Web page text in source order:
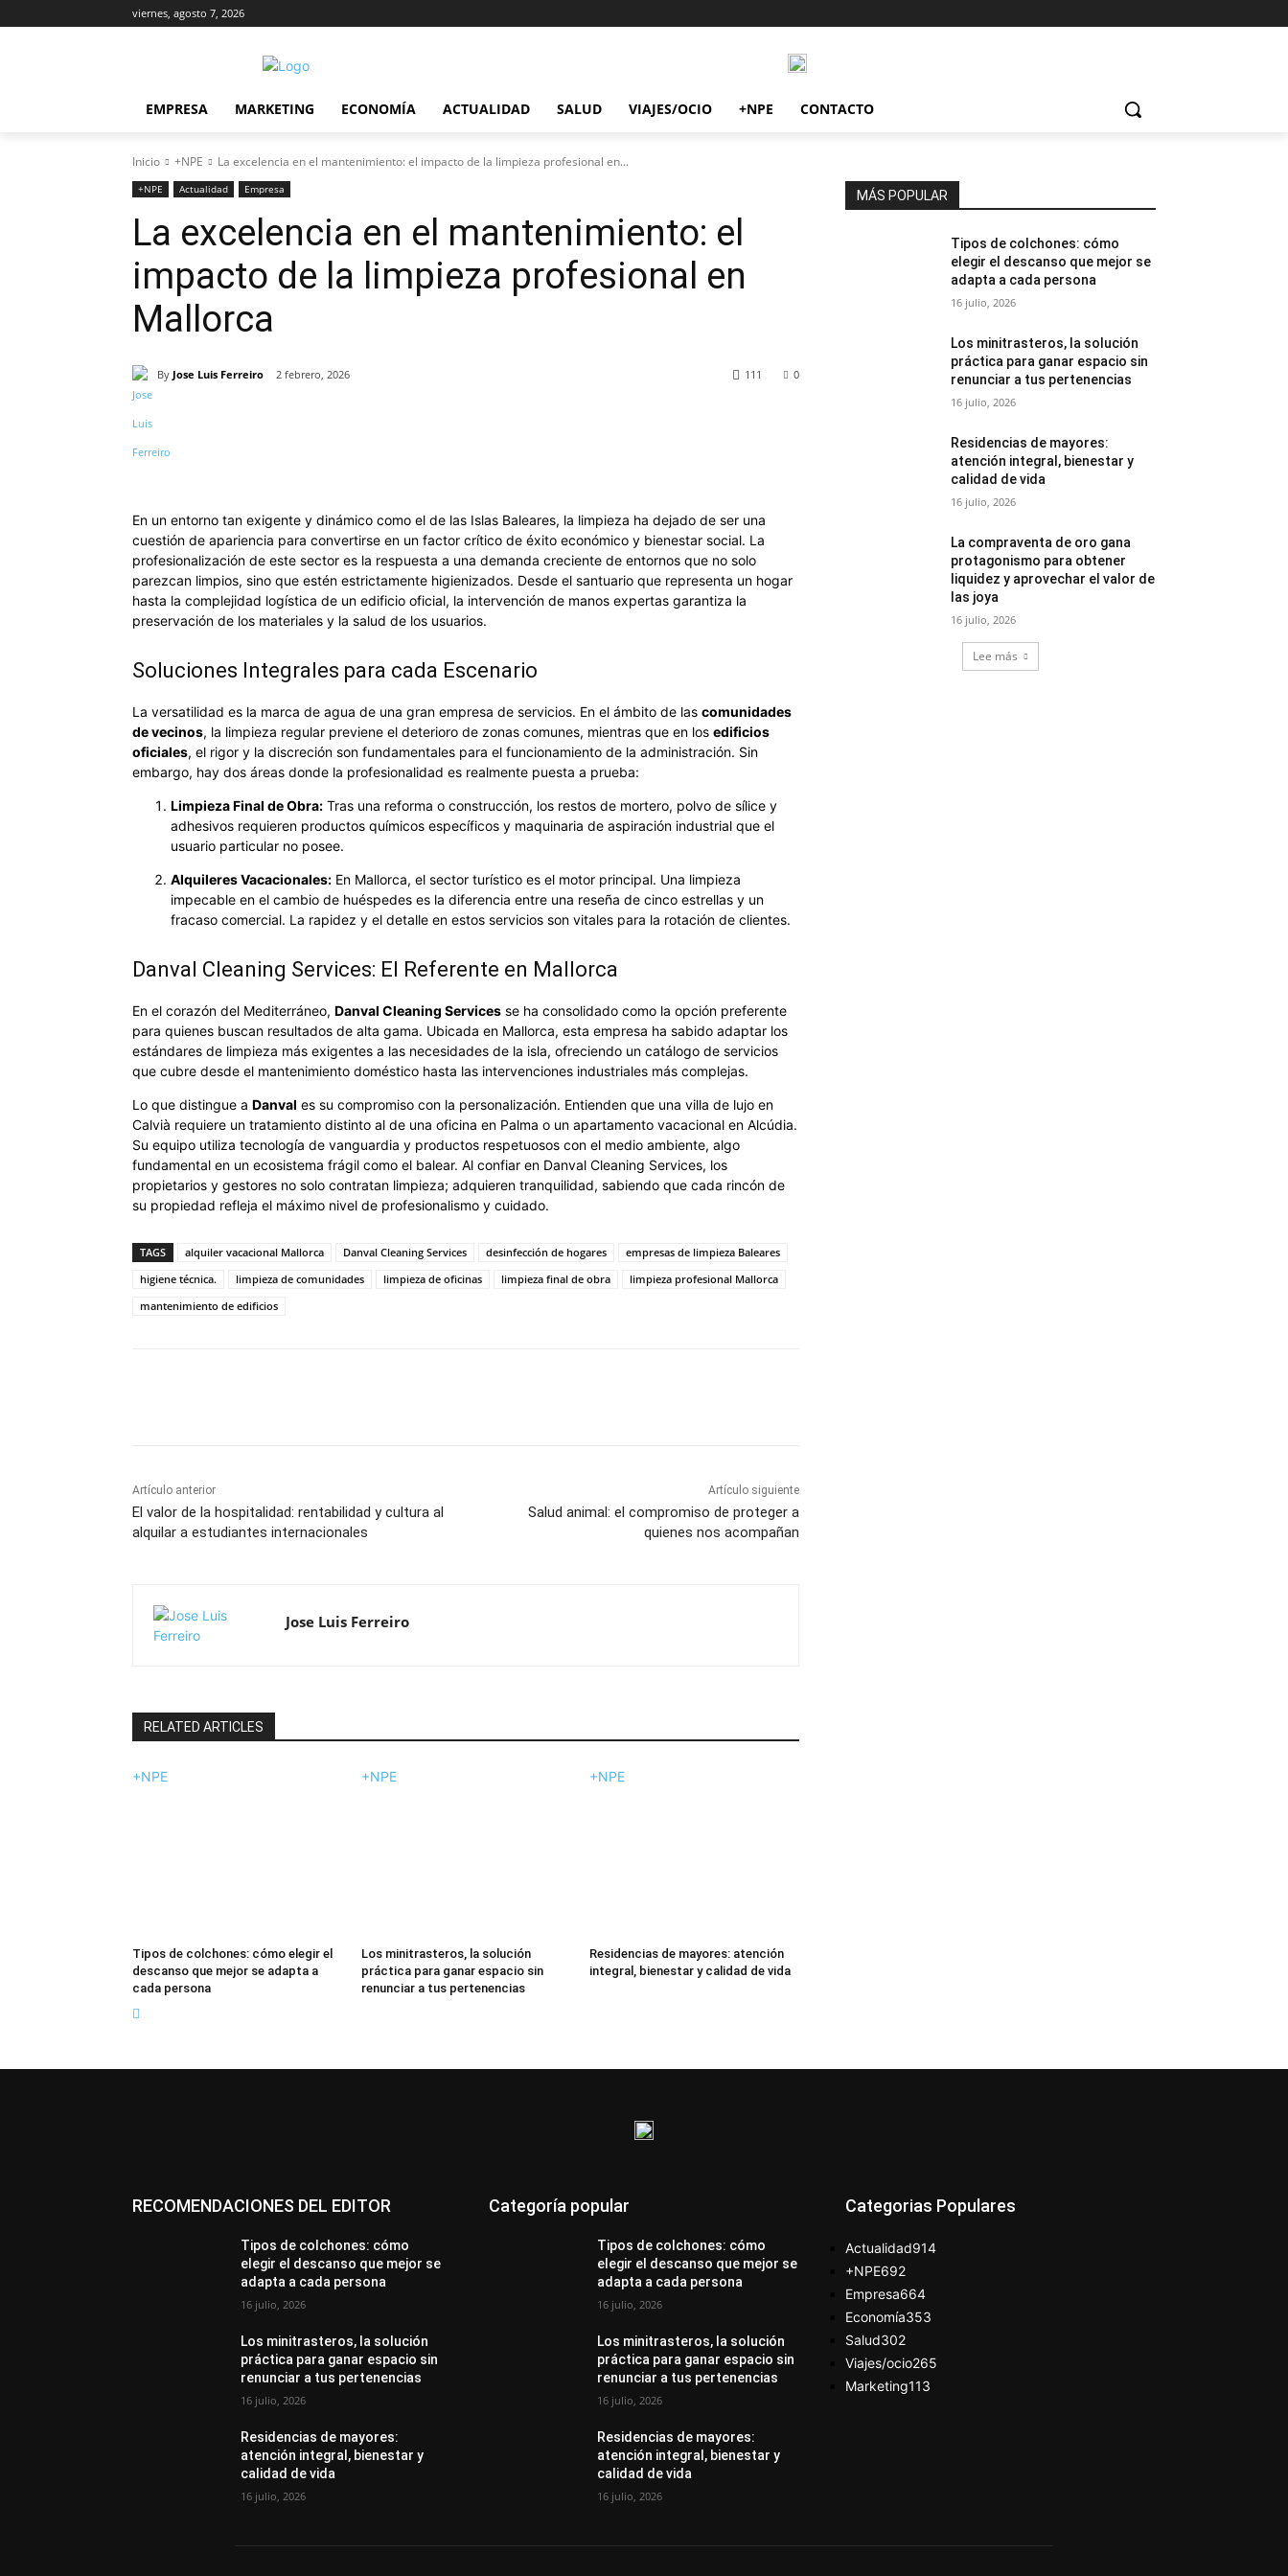
viernes, agosto 7, 2026
EMPRESA MARKETING ECONOMÍA ACTUALIDAD SALUD VIAJES/OCIO +NPE CONTACTO
Inicio +NPE La excelencia en el mantenimiento: el impacto de la limpieza profesional en...
+NPE Actualidad Empresa
La excelencia en el mantenimiento: el
impacto de la limpieza profesional en
Mallorca
By Jose Luis Ferreiro 2 febrero, 2026 0
111
En un entorno tan exigente y dinámico como el de las Islas Baleares, la limpieza ha dejado de ser una
cuestión de apariencia para convertirse en un factor crítico de éxito económico y bienestar social. La
profesionalización de este sector es la respuesta a una demanda creciente de entornos que no solo
parezcan limpios, sino que estén estrictamente higienizados. Desde el santuario que representa un hogar
hasta la complejidad logística de un edificio oficial, la intervención de manos expertas garantiza la
preservación de los materiales y la salud de los usuarios.
Soluciones Integrales para cada Escenario
La versatilidad es la marca de agua de una gran empresa de servicios. En el ámbito de las comunidades
de vecinos, la limpieza regular previene el deterioro de zonas comunes, mientras que en los edificios
oficiales, el rigor y la discreción son fundamentales para el funcionamiento de la administración. Sin
embargo, hay dos áreas donde la profesionalidad es realmente puesta a prueba:
Limpieza Final de Obra: Tras una reforma o construcción, los restos de mortero, polvo de sílice y
adhesivos requieren productos químicos específicos y maquinaria de aspiración industrial que el
usuario particular no posee.
Alquileres Vacacionales: En Mallorca, el sector turístico es el motor principal. Una limpieza
impecable en el cambio de huéspedes es la diferencia entre una reseña de cinco estrellas y un
fracaso comercial. La rapidez y el detalle en estos servicios son vitales para la rotación de clientes.
Danval Cleaning Services: El Referente en Mallorca
En el corazón del Mediterráneo, Danval Cleaning Services se ha consolidado como la opción preferente
para quienes buscan resultados de alta gama. Ubicada en Mallorca, esta empresa ha sabido adaptar los
estándares de limpieza más exigentes a las necesidades de la isla, ofreciendo un catálogo de servicios
que cubre desde el mantenimiento doméstico hasta las intervenciones industriales más complejas.
Lo que distingue a Danval es su compromiso con la personalización. Entienden que una villa de lujo en
Calvià requiere un tratamiento distinto al de una oficina en Palma o un apartamento vacacional en Alcúdia.
Su equipo utiliza tecnología de vanguardia y productos respetuosos con el medio ambiente, algo
fundamental en un ecosistema frágil como el balear. Al confiar en Danval Cleaning Services, los
propietarios y gestores no solo contratan limpieza; adquieren tranquilidad, sabiendo que cada rincón de
su propiedad refleja el máximo nivel de profesionalismo y cuidado.
TAGS alquiler vacacional Mallorca Danval Cleaning Services desinfección de hogares
empresas de limpieza Baleares
higiene técnica.
limpieza de comunidades limpieza de oficinas limpieza final de obra
limpieza profesional Mallorca
mantenimiento de edificios
Artículo anterior
El valor de la hospitalidad: rentabilidad y cultura al
alquilar a estudiantes internacionales
Artículo siguiente
Salud animal: el compromiso de proteger a
quienes nos acompañan
Jose Luis Ferreiro
RELATED ARTICLES
+NPE
Tipos de colchones: cómo elegir el
descanso que mejor se adapta a
cada persona
+NPE
Los minitrasteros, la solución
práctica para ganar espacio sin
renunciar a tus pertenencias
+NPE
Residencias de mayores: atención
integral, bienestar y calidad de vida
MÁS POPULAR
Tipos de colchones: cómo
elegir el descanso que mejor se
adapta a cada persona
16 julio, 2026
Los minitrasteros, la solución
práctica para ganar espacio sin
renunciar a tus pertenencias
16 julio, 2026
Residencias de mayores:
atención integral, bienestar y
calidad de vida
16 julio, 2026
La compraventa de oro gana
protagonismo para obtener
liquidez y aprovechar el valor de
las joya
16 julio, 2026
Lee más
RECOMENDACIONES DEL EDITOR
Tipos de colchones: cómo
elegir el descanso que mejor se
adapta a cada persona
16 julio, 2026
Los minitrasteros, la solución
práctica para ganar espacio sin
renunciar a tus pertenencias
16 julio, 2026
Residencias de mayores:
atención integral, bienestar y
calidad de vida
16 julio, 2026
Categoría popular
Tipos de colchones: cómo
elegir el descanso que mejor se
adapta a cada persona
16 julio, 2026
Los minitrasteros, la solución
práctica para ganar espacio sin
renunciar a tus pertenencias
16 julio, 2026
Residencias de mayores:
atención integral, bienestar y
calidad de vida
16 julio, 2026
Categorias Populares
Actualidad914
+NPE692
Empresa664
Economía353
Salud302
Viajes/ocio265
Marketing113